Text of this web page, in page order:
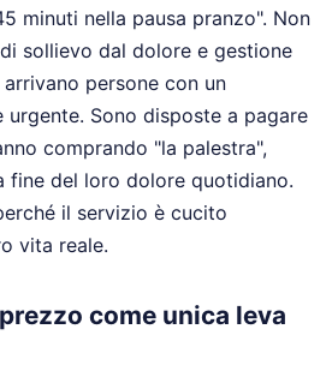
minuti nella pausa pranzo". Non
sollievo dal dolore e gestione
persone con un
Sono disposte a pagare
comprando "la palestra",
fine del loro dolore quotidiano.
il servizio è cucito
vita reale.
come unica leva